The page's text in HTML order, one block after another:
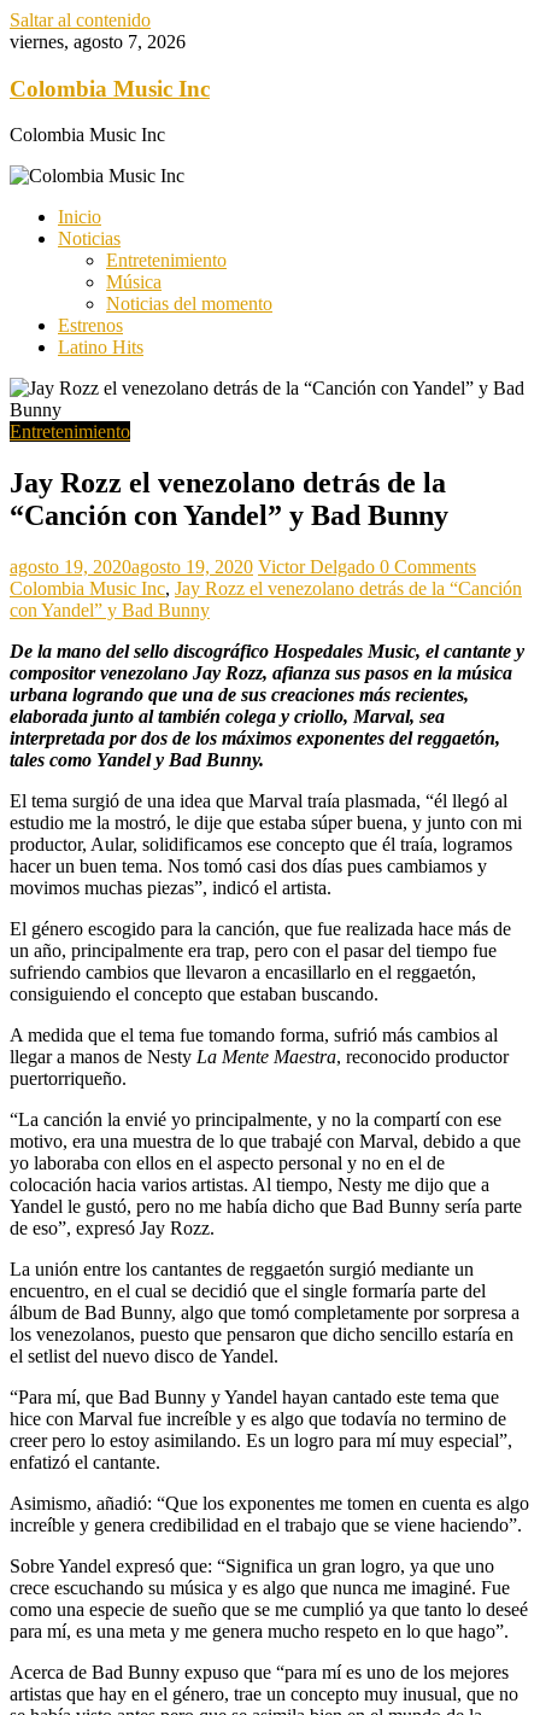
Saltar al contenido
viernes, agosto 7, 2026
Colombia Music Inc
Colombia Music Inc
Inicio
Noticias
Entretenimiento
Música
Noticias del momento
Estrenos
Latino Hits
Entretenimiento
Jay Rozz el venezolano detrás de la
“Canción con Yandel” y Bad Bunny
agosto 19, 2020agosto 19, 2020 Victor Delgado 0 Comments
Colombia Music Inc, Jay Rozz el venezolano detrás de la “Canción
con Yandel” y Bad Bunny
De la mano del sello discográfico Hospedales Music, el cantante y
compositor venezolano Jay Rozz, afianza sus pasos en la música
urbana logrando que una de sus creaciones más recientes,
elaborada junto al también colega y criollo, Marval, sea
interpretada por dos de los máximos exponentes del reggaetón,
tales como Yandel y Bad Bunny.
El tema surgió de una idea que Marval traía plasmada, “él llegó al
estudio me la mostró, le dije que estaba súper buena, y junto con mi
productor, Aular, solidificamos ese concepto que él traía, logramos
hacer un buen tema. Nos tomó casi dos días pues cambiamos y
movimos muchas piezas”, indicó el artista.
El género escogido para la canción, que fue realizada hace más de
un año, principalmente era trap, pero con el pasar del tiempo fue
sufriendo cambios que llevaron a encasillarlo en el reggaetón,
consiguiendo el concepto que estaban buscando.
A medida que el tema fue tomando forma, sufrió más cambios al
llegar a manos de Nesty La Mente Maestra, reconocido productor
puertorriqueño.
“La canción la envié yo principalmente, y no la compartí con ese
motivo, era una muestra de lo que trabajé con Marval, debido a que
yo laboraba con ellos en el aspecto personal y no en el de
colocación hacia varios artistas. Al tiempo, Nesty me dijo que a
Yandel le gustó, pero no me había dicho que Bad Bunny sería parte
de eso”, expresó Jay Rozz.
La unión entre los cantantes de reggaetón surgió mediante un
encuentro, en el cual se decidió que el single formaría parte del
álbum de Bad Bunny, algo que tomó completamente por sorpresa a
los venezolanos, puesto que pensaron que dicho sencillo estaría en
el setlist del nuevo disco de Yandel.
“Para mí, que Bad Bunny y Yandel hayan cantado este tema que
hice con Marval fue increíble y es algo que todavía no termino de
creer pero lo estoy asimilando. Es un logro para mí muy especial”,
enfatizó el cantante.
Asimismo, añadió: “Que los exponentes me tomen en cuenta es algo
increíble y genera credibilidad en el trabajo que se viene haciendo”.
Sobre Yandel expresó que: “Significa un gran logro, ya que uno
crece escuchando su música y es algo que nunca me imaginé. Fue
como una especie de sueño que se me cumplió ya que tanto lo deseé
para mí, es una meta y me genera mucho respeto en lo que hago”.
Acerca de Bad Bunny expuso que “para mí es uno de los mejores
artistas que hay en el género, trae un concepto muy inusual, que no